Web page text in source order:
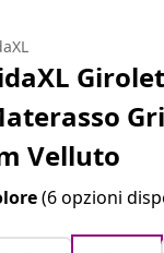
Velluto
(6 opzioni